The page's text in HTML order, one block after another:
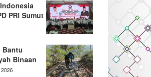
PRI Sumut
Bantu
Binaan